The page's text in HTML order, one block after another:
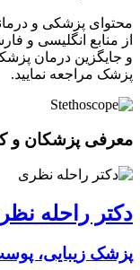
محتوای پزشکی و
از منابع انگلیسی و
و جایگزین درمان
پزشک مراجعه نمایید.
معرفی پزشکان و
دکتر راحله
پزشک زیبایی،